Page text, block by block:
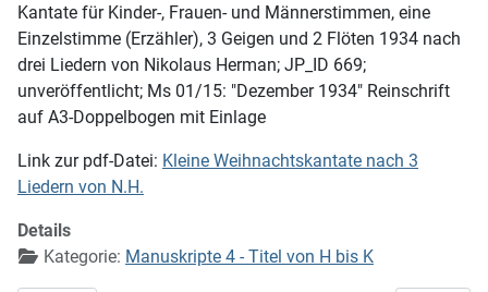
Kantate für Kinder-, Frauen- und Männerstimmen, eine
Einzelstimme (Erzähler), 3 Geigen und 2 Flöten 1934 nach
drei Liedern von Nikolaus Herman; JP_ID 669;
unveröffentlicht; Ms 01/15: "Dezember 1934" Reinschrift
auf A3-Doppelbogen mit Einlage
Link zur pdf-Datei: Kleine Weihnachtskantate nach 3
Liedern von N.H.
Details
Kategorie: Manuskripte 4 - Titel von H bis K